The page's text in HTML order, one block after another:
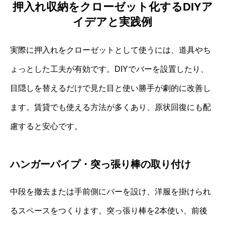
押入れ収納をクローゼット化するDIYア
イデアと実践例
実際に押入れをクローゼットとして使うには、道具やち
ょっとした工夫が有効です。DIYでバーを設置したり、
目隠しを替えるだけで見た目と使い勝手が劇的に改善し
ます。賃貸でも使える方法が多くあり、原状回復にも配
慮すると安心です。
ハンガーパイプ・突っ張り棒の取り付け
中段を撤去または手前側にバーを設け、洋服を掛けられ
るスペースをつくります。突っ張り棒を2本使い、前後